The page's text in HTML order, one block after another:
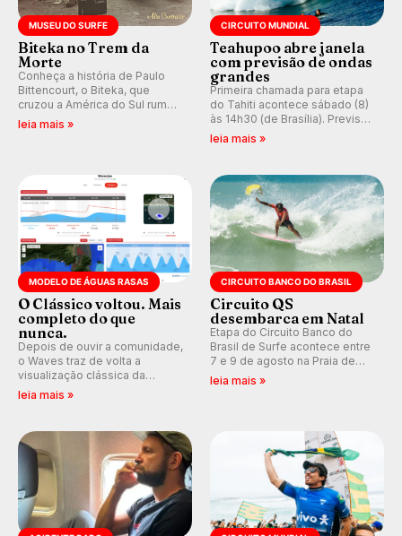
MUSEU DO SURFE
Biteka no Trem da
Morte
Conheça a história de Paulo
Bittencourt, o Biteka, que
cruzou a América do Sul rumo
ao Pacífico em uma jornada
leia mais »
CIRCUITO MUNDIAL
Teahupoo abre janela
com previsão de ondas
grandes
Primeira chamada para etapa
do Tahiti acontece sábado (8)
às 14h30 (de Brasília). Previsão
indica swell consistente.
Kelly Slater convidado.
leia mais »
MODELO DE ÁGUAS RASAS
O Clássico voltou. Mais
completo do que
nunca.
Depois de ouvir a comunidade,
o Waves traz de volta a
visualização clássica da
previsão de águas rasas,
ondas para até 16 dias.
leia mais »
CIRCUITO BANCO DO BRASIL
Circuito QS
desembarca em Natal
Etapa do Circuito Banco do
Brasil de Surfe acontece entre
7 e 9 de agosto na Praia de
Miami (RN), em disputas
leia mais »